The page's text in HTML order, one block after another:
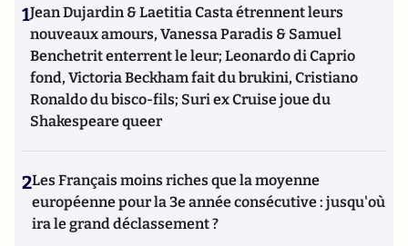
1Jean Dujardin & Laetitia Casta étrennent leurs
nouveaux amours, Vanessa Paradis & Samuel
Benchetrit enterrent le leur; Leonardo di Caprio
fond, Victoria Beckham fait du brukini, Cristiano
Ronaldo du bisco-fils; Suri ex Cruise joue du
Shakespeare queer
2Les Français moins riches que la moyenne
européenne pour la 3e année consécutive : jusqu'où
ira le grand déclassement ?